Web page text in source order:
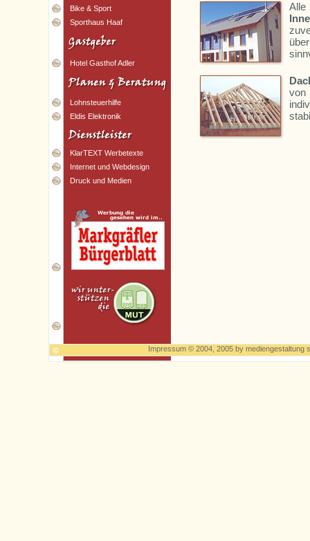
Bike & Sport
Sporthaus Haaf
Hotel Gasthof Adler
Lohnsteuerhilfe
Eldis Elektronik
KlarTEXT Werbetexte
Internet und Webdesign
Druck und Medien
Impressum © 2004, 2005 by mediengestaltung